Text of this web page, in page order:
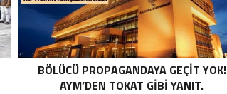
BÖLÜCÜ PROPAGANDAYA GEÇIT YOK!
AYM’DEN TOKAT GIBI YANIT.